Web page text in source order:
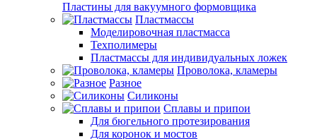
Пластины для вакуумного формовщика
Пластмассы
Моделировочная пластмасса
Техполимеры
Пластмассы для индивидуальных ложек
Проволока, кламеры
Разное
Силиконы
Сплавы и припои
Для бюгельного протезирования
Для коронок и мостов